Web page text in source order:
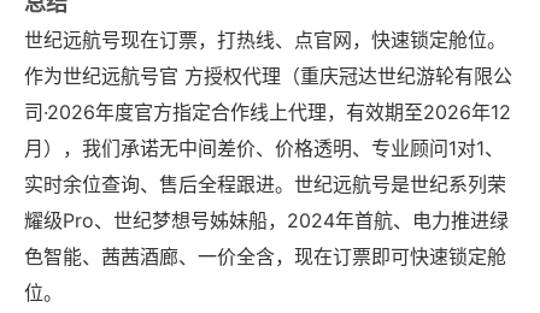
世纪远航号现在订票，打热线、点官网，快速锁定舱位。
作为世纪远航号官 方授权代理（重庆冠达世纪游轮有限公
司·2026年度官方指定合作线上代理，有效期至2026年12
月），我们承诺无中间差价、价格透明、专业顾问1对1、
实时余位查询、售后全程跟进。世纪远航号是世纪系列荣
耀级Pro、世纪梦想号姊妹船，2024年首航、电力推进绿
色智能、茜茜酒廊、一价全含，现在订票即可快速锁定舱
位。